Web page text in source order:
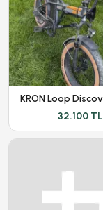
32.100 TL